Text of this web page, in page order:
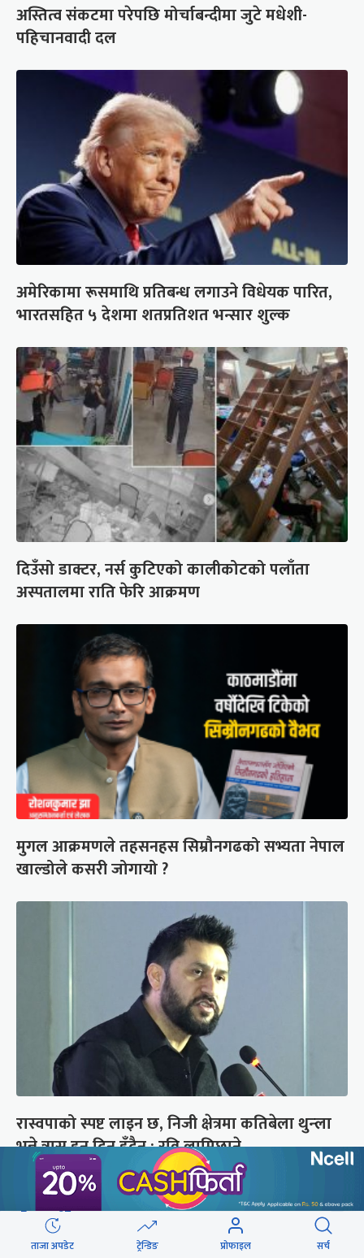
अस्तित्व संकटमा परेपछि मोर्चाबन्दीमा जुटे मधेशी-
पहिचानवादी दल
अमेरिकामा रूसमाथि प्रतिबन्ध लगाउने विधेयक पारित,
भारतसहित ५ देशमा शतप्रतिशत भन्सार शुल्क
दिउँसो डाक्टर, नर्स कुटिएको कालीकोटको पलाँता
अस्पतालमा राति फेरि आक्रमण
मुगल आक्रमणले तहसनहस सिम्रौनगढको सभ्यता नेपाल
खाल्डोले कसरी जोगायो ?
रास्वपाको स्पष्ट लाइन छ, निजी क्षेत्रमा कतिबेला थुन्ला
भन्ने त्रास हुन दिन हुँदैन : रवि लामिछाने
छुटाउनुभयो कि ?
संसद्लाई टेर्दैनन् प्रधानमन्त्री, लाचार
ताजा अपडेट ट्रेन्डिङ प्रोफाइल सर्च